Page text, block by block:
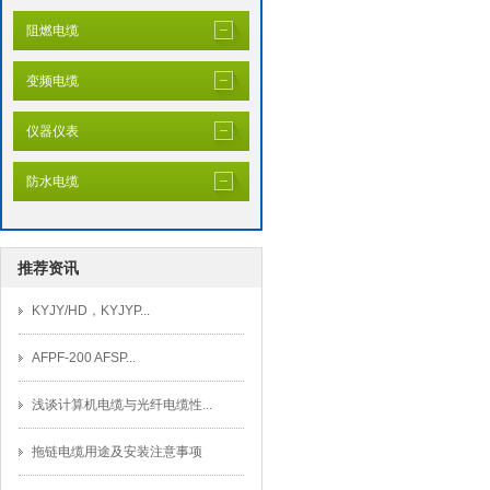
阻燃电缆
变频电缆
仪器仪表
防水电缆
推荐资讯
KYJY/HD，KYJYP...
AFPF-200 AFSP...
浅谈计算机电缆与光纤电缆性...
拖链电缆用途及安装注意事项